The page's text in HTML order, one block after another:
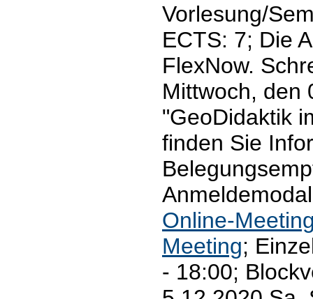
Vorlesung/
ECTS: 7; Die
FlexNow.
Mittwoch, den
"GeoDidaktik
finden Sie
Online-
Meeting;
- 18:00;